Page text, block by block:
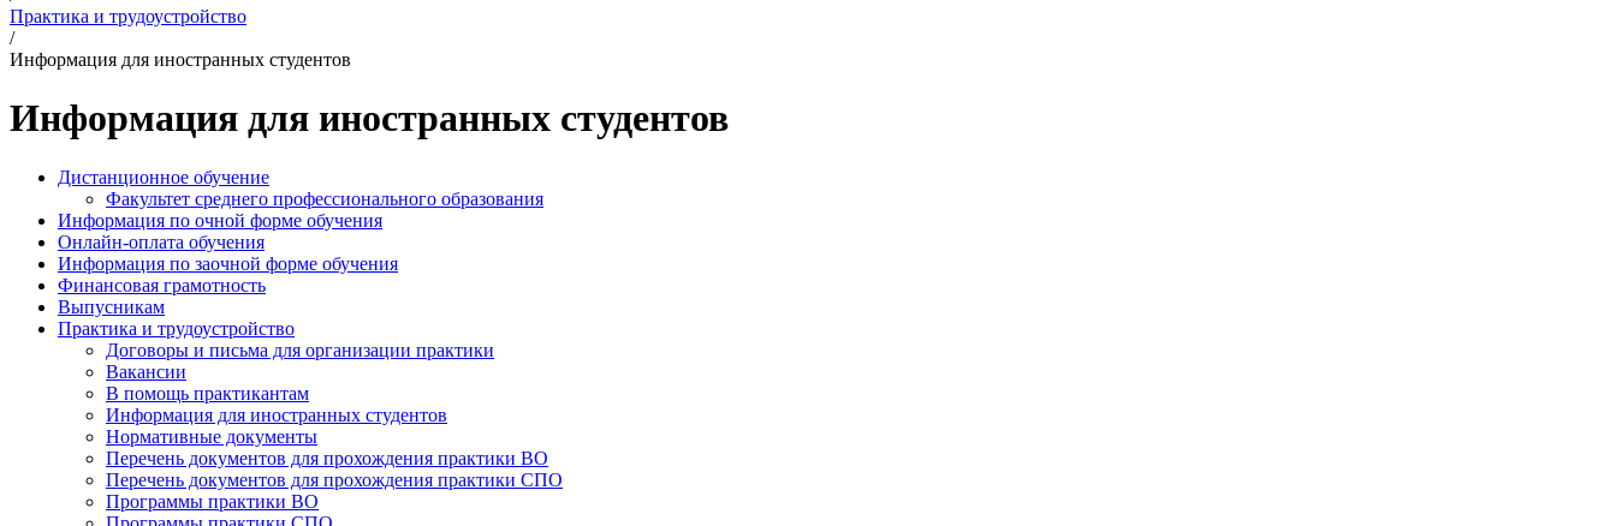
Практика и трудоустройство
/
Информация для иностранных студентов
Информация для иностранных студентов
Дистанционное обучение
Факультет среднего профессионального образования
Информация по очной форме обучения
Онлайн-оплата обучения
Информация по заочной форме обучения
Финансовая грамотность
Выпусникам
Практика и трудоустройство
Договоры и письма для организации практики
Вакансии
В помощь практикантам
Информация для иностранных студентов
Нормативные документы
Перечень документов для прохождения практики ВО
Перечень документов для прохождения практики СПО
Программы практики ВО